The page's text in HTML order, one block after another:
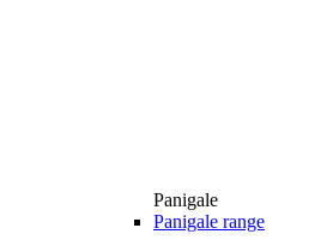
Panigale
Panigale range